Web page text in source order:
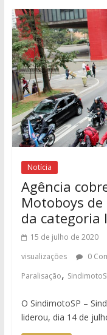
Notícia
Agência
Motoboys de
da categoria
15 de julho de 2020
visualizações
0
Paralisação,
O SindimotoSP –
liderou, dia 14 de